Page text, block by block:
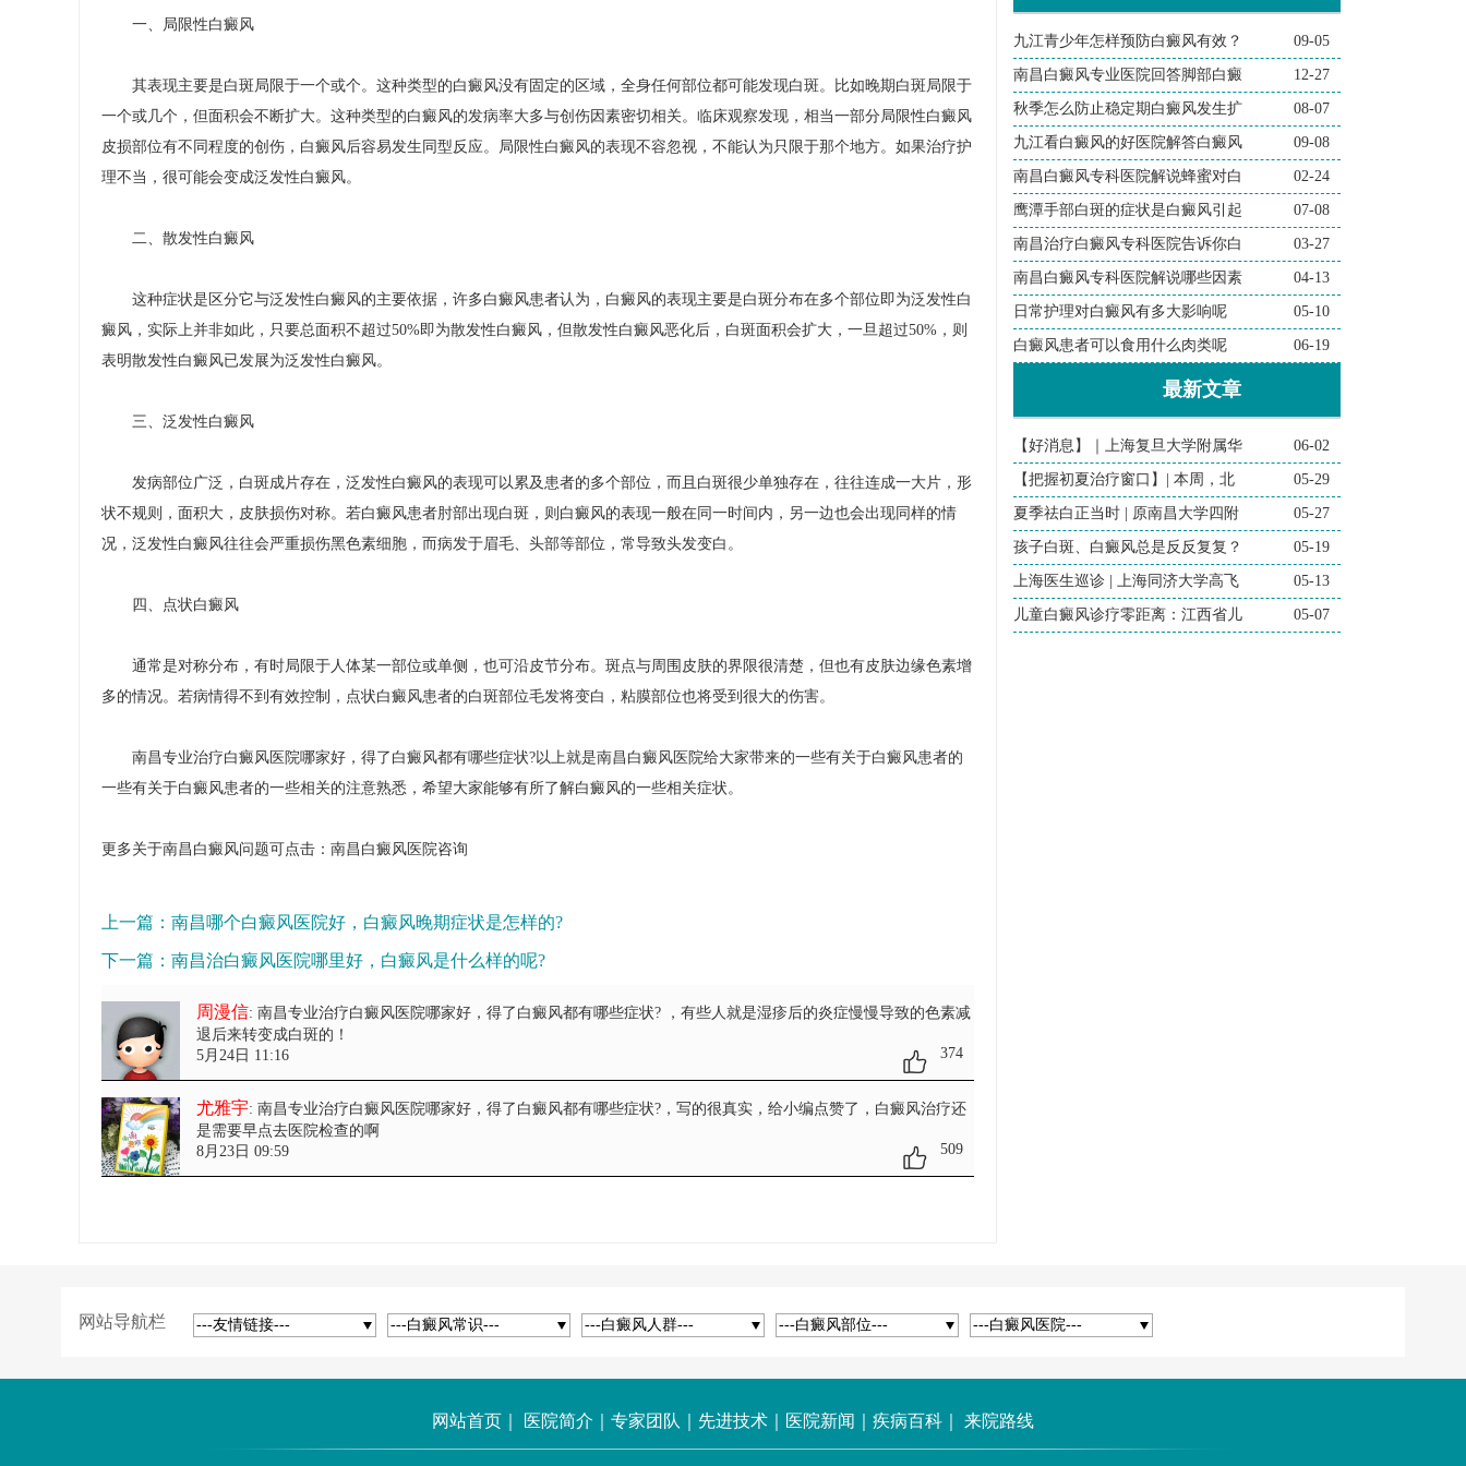
一、局限性白癜风
其表现主要是白斑局限于一个或个。这种类型的白癜风没有固定的区域，全身任何部位都可能发现白斑。比如晚期白斑局限于
一个或几个，但面积会不断扩大。这种类型的白癜风的发病率大多与创伤因素密切相关。临床观察发现，相当一部分局限性白癜风
皮损部位有不同程度的创伤，白癜风后容易发生同型反应。局限性白癜风的表现不容忽视，不能认为只限于那个地方。如果治疗护
理不当，很可能会变成泛发性白癜风。
二、散发性白癜风
这种症状是区分它与泛发性白癜风的主要依据，许多白癜风患者认为，白癜风的表现主要是白斑分布在多个部位即为泛发性白
癜风，实际上并非如此，只要总面积不超过50%即为散发性白癜风，但散发性白癜风恶化后，白斑面积会扩大，一旦超过50%，则
表明散发性白癜风已发展为泛发性白癜风。
三、泛发性白癜风
发病部位广泛，白斑成片存在，泛发性白癜风的表现可以累及患者的多个部位，而且白斑很少单独存在，往往连成一大片，形
状不规则，面积大，皮肤损伤对称。若白癜风患者肘部出现白斑，则白癜风的表现一般在同一时间内，另一边也会出现同样的情
况，泛发性白癜风往往会严重损伤黑色素细胞，而病发于眉毛、头部等部位，常导致头发变白。
四、点状白癜风
通常是对称分布，有时局限于人体某一部位或单侧，也可沿皮节分布。斑点与周围皮肤的界限很清楚，但也有皮肤边缘色素增
多的情况。若病情得不到有效控制，点状白癜风患者的白斑部位毛发将变白，粘膜部位也将受到很大的伤害。
南昌专业治疗白癜风医院哪家好，得了白癜风都有哪些症状?以上就是南昌白癜风医院给大家带来的一些有关于白癜风患者的
一些有关于白癜风患者的一些相关的注意熟悉，希望大家能够有所了解白癜风的一些相关症状。
更多关于南昌白癜风问题可点击： 南昌白癜风医院咨询
上一篇： 南昌哪个白癜风医院好，白癜风晚期症状是怎样的?
下一篇： 南昌治白癜风医院哪里好，白癜风是什么样的呢?
周漫信: 南昌专业治疗白癜风医院哪家好，得了白癜风都有哪些症状?
，有些人就是湿疹后的炎症慢慢导致的色素减
退后来转变成白斑的！
5月24日 11:16
374
尤雅宇: 南昌专业治疗白癜风医院哪家好，得了白癜风都有哪些症状? ，写的很真实，给小编点赞了，白癜风治疗还
是需要早点去医院检查的啊
8月23日 09:59
509
九江青少年怎样预防白癜风有效？ 09-05
南昌白癜风专业医院回答脚部白癜 12-27
秋季怎么防止稳定期白癜风发生扩 08-07
九江看白癜风的好医院解答白癜风 09-08
南昌白癜风专科医院解说蜂蜜对白 02-24
鹰潭手部白斑的症状是白癜风引起 07-08
南昌治疗白癜风专科医院告诉你白 03-27
南昌白癜风专科医院解说哪些因素 04-13
日常护理对白癜风有多大影响呢 05-10
白癜风患者可以食用什么肉类呢 06-19
最新文章
【好消息】｜上海复旦大学附属华 06-02
【把握初夏治疗窗口】| 本周，北 05-29
夏季祛白正当时 | 原南昌大学四附 05-27
孩子白斑、白癜风总是反反复复？ 05-19
上海医生巡诊 | 上海同济大学高飞 05-13
儿童白癜风诊疗零距离：江西省儿 05-07
网站导航栏 ---友情链接--- ---白癜风常识--- ---白癜风人群--- ---白癜风部位--- ---白癜风医院---
网站首页 医院简介 专家团队 先进技术 医院新闻 疾病百科 来院路线